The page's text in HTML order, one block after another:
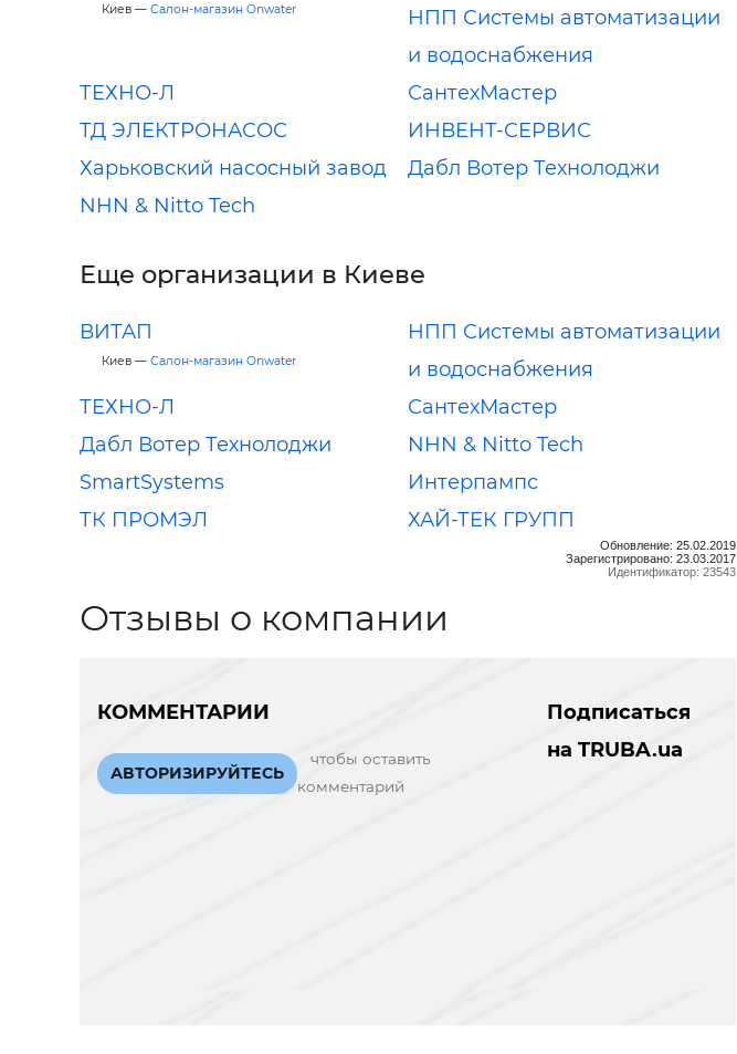
Киев — Салон-магазин Onwater
НПП Системы автоматизации
и водоснабжения
ТЕХНО-Л
СантехМастер
ТД ЭЛЕКТРОНАСОС
ИНВЕНТ-СЕРВИС
Харьковский насосный завод
Дабл Вотер Технолоджи
NHN & Nitto Tech
Еще организации в Киеве
ВИТАП
Киев — Салон-магазин Onwater
НПП Системы автоматизации
и водоснабжения
ТЕХНО-Л
СантехМастер
Дабл Вотер Технолоджи
NHN & Nitto Tech
SmartSystems
Интерпампс
ТК ПРОМЭЛ
ХАЙ-ТЕК ГРУПП
Обновление: 25.02.2019
Зарегистрировано: 23.03.2017
Идентификатор: 23543
Отзывы о компании
КОММЕНТАРИИ
АВТОРИЗИРУЙТЕСЬ
чтобы оставить
комментарий
Подписаться
на TRUBA.ua